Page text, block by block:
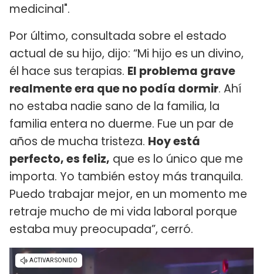
medicinal".
Por último, consultada sobre el estado
actual de su hijo, dijo: “Mi hijo es un divino,
él hace sus terapias. El problema grave
realmente era que no podía dormir. Ahí
no estaba nadie sano de la familia, la
familia entera no duerme. Fue un par de
años de mucha tristeza. Hoy está
perfecto, es feliz, que es lo único que me
importa. Yo también estoy más tranquila.
Puedo trabajar mejor, en un momento me
retraje mucho de mi vida laboral porque
estaba muy preocupada”, cerró.